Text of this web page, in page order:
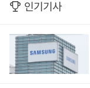
인기기사